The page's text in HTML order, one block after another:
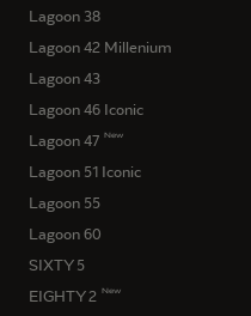
Lagoon 38
Lagoon 42 Millenium
Lagoon 43
Lagoon 46 Iconic
Lagoon 47 New
Lagoon 51 Iconic
Lagoon 55
Lagoon 60
SIXTY 5
EIGHTY 2
New